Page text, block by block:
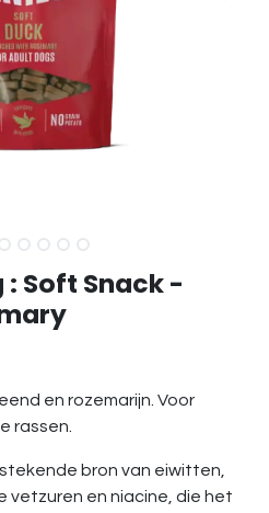
Soft Snack -
en rozemarijn. Voor
rassen.
bron van eiwitten,
vetzuren en niacine, die het